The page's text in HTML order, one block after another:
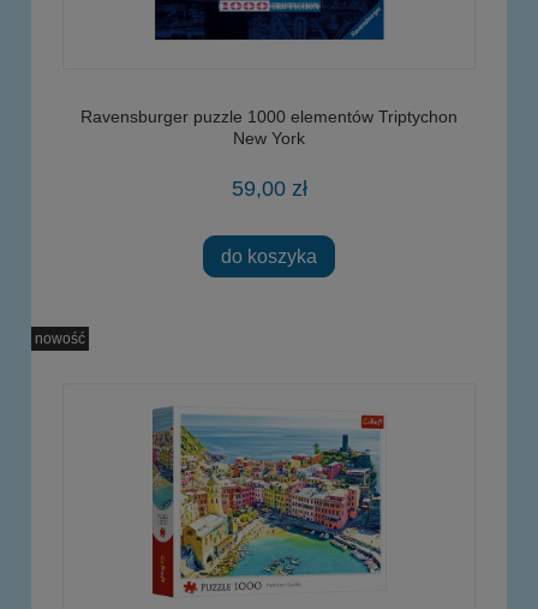
Ravensburger puzzle 1000 elementów Triptychon
New York
59,00 zł
do koszyka
nowość